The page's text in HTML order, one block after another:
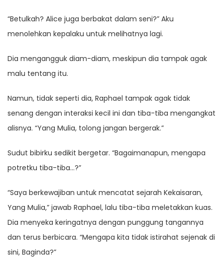
“Betulkah? Alice juga berbakat dalam seni?” Aku
menolehkan kepalaku untuk melihatnya lagi.
Dia mengangguk diam-diam, meskipun dia tampak agak
malu tentang itu.
Namun, tidak seperti dia, Raphael tampak agak tidak
senang dengan interaksi kecil ini dan tiba-tiba mengangkat
alisnya. “Yang Mulia, tolong jangan bergerak.”
Sudut bibirku sedikit bergetar. “Bagaimanapun, mengapa
potretku tiba-tiba…?”
“Saya berkewajiban untuk mencatat sejarah Kekaisaran,
Yang Mulia,” jawab Raphael, lalu tiba-tiba meletakkan kuas.
Dia menyeka keringatnya dengan punggung tangannya
dan terus berbicara. “Mengapa kita tidak istirahat sejenak di
sini, Baginda?”